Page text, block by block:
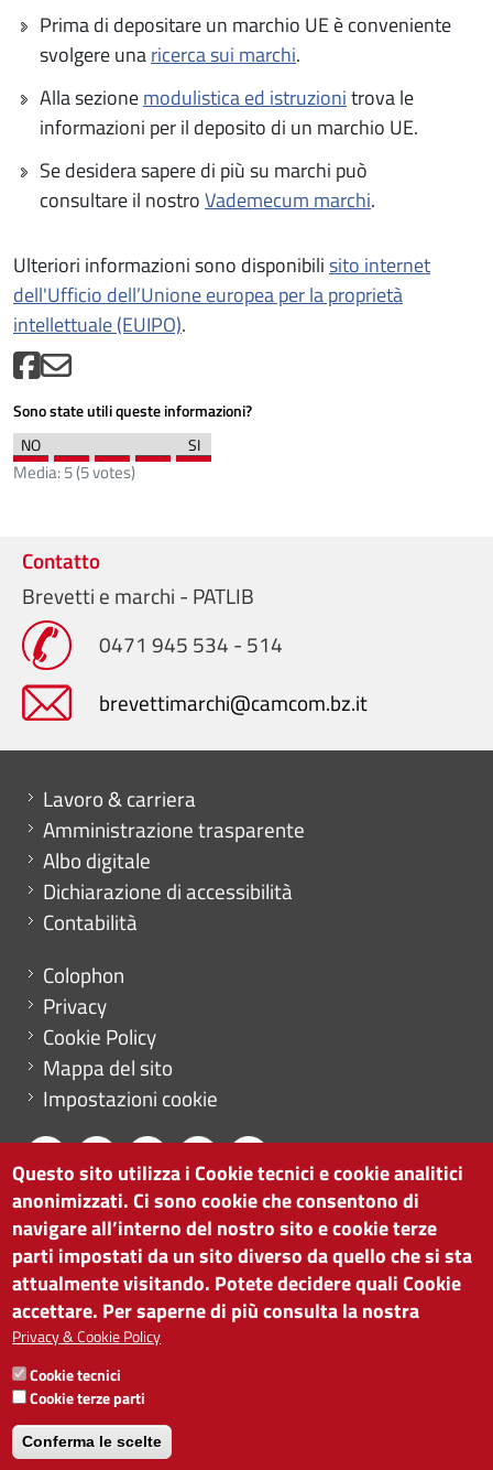
Prima di depositare un marchio UE è conveniente
svolgere unaricerca sui marchi.
Alla sezionemodulistica ed istruzionitrova le
informazioni per il deposito di un marchio UE.
Se desidera sapere di più su marchi può
consultare il nostroVademecum marchi.
Ulteriori informazioni sono disponibilisito internet
dell'Ufficio dell’Unione europea per la proprietà
intellettuale (EUIPO).
Sono state utili queste informazioni?
Media:5(5votes)
Contatto
Brevetti e marchi - PATLIB
0471 945 534 - 514
brevettimarchi@camcom.bz.it
Mini menu di servizio
Lavoro & carriera
Amministrazione trasparente
Albo digitale
Dichiarazione di accessibilità
Contabilità
Menu footer
Colophon
Privacy
Cookie Policy
Mappa del sito
Impostazioni cookie
CAMERA DI COMMERCIO DI BOLZANO
via Alto Adige 60 | I-39100 Bolzano
tel. 0471 945 511 |info@camcom.bz.it
Partita IVA: 00376420212
ISTITUTO PER LA PROMOZIONE DELLO
SVILUPPO ECONOMICO
Partita IVA: 01716880214
Questo sito utilizza i Cookie tecnici e cookie analitici
anonimizzati. Ci sono cookie che consentono di
navigare all’interno del nostro sito e cookie terze
parti impostati da un sito diverso da quello che si sta
attualmente visitando. Potete decidere quali Cookie
accettare. Per saperne di più consulta la nostra
Privacy & Cookie Policy
Cookie tecnici
Cookie terze parti
Conferma le scelte